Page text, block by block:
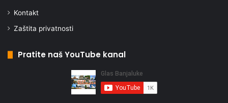
Kontakt
Zaštita privatnosti
Pratite naš YouTube kanal